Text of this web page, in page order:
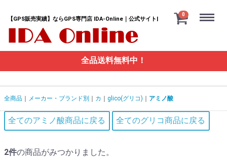
【GPS販売実績】ならGPS専門店 IDA-Online｜公式サイト|
0
全品送料無料中！
全商品 メーカー・ブランド別 カ glico(グリコ) アミノ酸
全てのアミノ酸商品に戻る 全てのグリコ商品に戻る
2件の商品がみつかりました。